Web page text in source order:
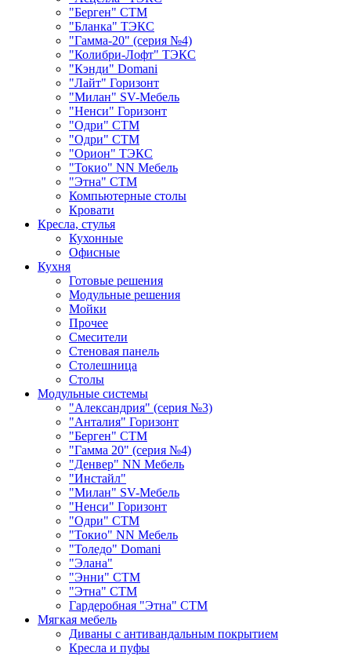
"Берген" СТМ
"Бланка" ТЭКС
"Гамма-20" (серия №4)
"Колибри-Лофт" ТЭКС
"Кэнди" Domani
"Лайт" Горизонт
"Милан" SV-Мебель
"Ненси" Горизонт
"Одри" СТМ
"Одри" СТМ
"Орион" ТЭКС
"Токио" NN Мебель
"Этна" СТМ
Компьютерные столы
Кровати
Кресла, стулья
Кухонные
Офисные
Кухня
Готовые решения
Модульные решения
Мойки
Прочее
Смесители
Стеновая панель
Столешница
Столы
Модульные системы
"Александрия" (серия №3)
"Анталия" Горизонт
"Берген" СТМ
"Гамма 20" (серия №4)
"Денвер" NN Мебель
"Инстайл"
"Милан" SV-Мебель
"Ненси" Горизонт
"Одри" СТМ
"Токио" NN Мебель
"Толедо" Domani
"Элана"
"Энни" СТМ
"Этна" СТМ
Гардеробная "Этна" СТМ
Мягкая мебель
Диваны с антивандальным покрытием
Кресла и пуфы